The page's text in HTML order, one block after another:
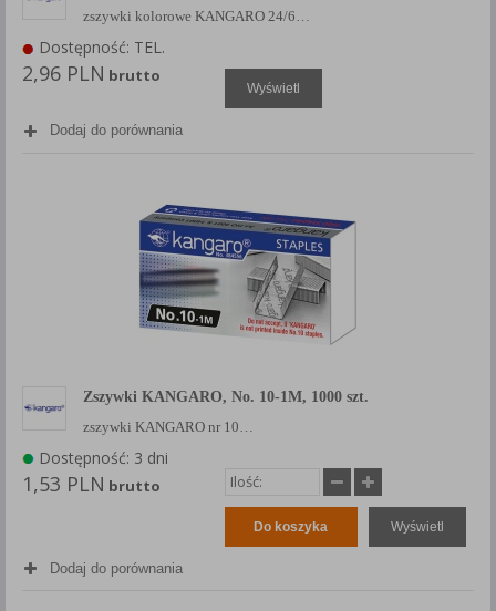
zszywki kolorowe KANGARO 24/6…
Dostępność: TEL.
2,96 PLN brutto
Wyświetl
Dodaj do porównania
Zszywki KANGARO, No. 10-1M, 1000 szt.
zszywki KANGARO nr 10…
Dostępność: 3 dni
1,53 PLN brutto
Do koszyka Wyświetl
Dodaj do porównania